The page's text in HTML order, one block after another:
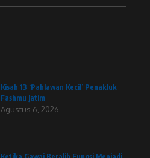
Kisah 13 ‘Pahlawan Kecil’ Penakluk
Fashmu Jatim
Agustus 6, 2026